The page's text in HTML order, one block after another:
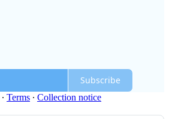
Subscribe
∙ Terms ∙ Collection notice